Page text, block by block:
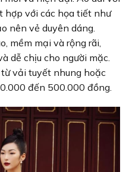
hợp với các họa tiết như
nên vẻ duyên dáng.
mềm mại và rộng rãi,
dễ chịu cho người mặc.
vải tuyết nhung hoặc
đến 500.000 đồng.